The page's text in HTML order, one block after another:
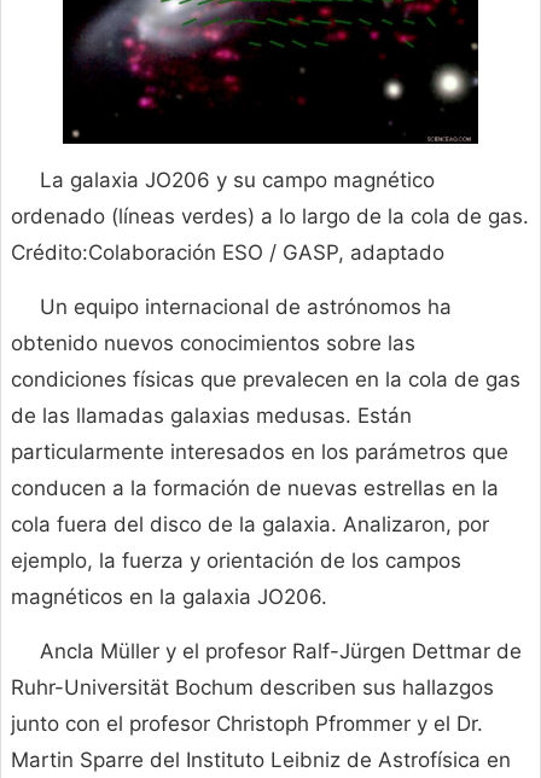
La galaxia JO206 y su campo magnético
ordenado (líneas verdes) a lo largo de la cola de gas.
Crédito:Colaboración ESO / GASP, adaptado
Un equipo internacional de astrónomos ha
obtenido nuevos conocimientos sobre las
condiciones físicas que prevalecen en la cola de gas
de las llamadas galaxias medusas. Están
particularmente interesados ​​en los parámetros que
conducen a la formación de nuevas estrellas en la
cola fuera del disco de la galaxia. Analizaron, por
ejemplo, la fuerza y ​​orientación de los campos
magnéticos en la galaxia JO206.
Ancla Müller y el profesor Ralf-Jürgen Dettmar de
Ruhr-Universität Bochum describen sus hallazgos
junto con el profesor Christoph Pfrommer y el Dr.
Martin Sparre del Instituto Leibniz de Astrofísica en